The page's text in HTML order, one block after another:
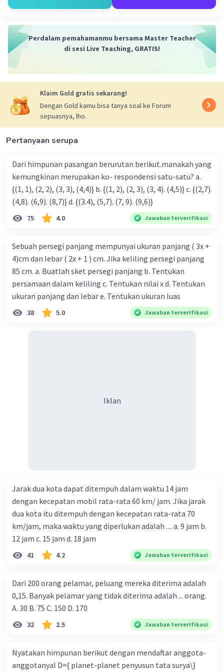
Iklan
Perdalam pemahamanmu bersama Master Teacher
di sesi Live Teaching, GRATIS!
Klaim Gold gratis sekarang!
Dengan Gold kamu bisa tanya soal ke Forum
sepuasnya, lho.
Pertanyaan serupa
Dari himpunan pasangan berurutan berikut.manakah yang
kemungkinan merupakan ko- respondensi satu-satu? a.
{(1, 1), (2, 2), (3, 3), (4,4)} b. {(1, 2), (2, 3), (3, 4). (4,5)} c. {(2,7).
(4,8). (6,9). (8,7)} d. {(3.4), (5,7). (7, 9). (9,6)}
75 4.0 Jawaban terverifikasi
Sebuah persegi panjang mempunyai ukuran panjang ( 3x +
4)cm dan lebar ( 2x + 1 ) cm. Jika keliling persegi panjang
85 cm. a. Buatlah sket persegi panjang b. Tentukan
persamaan dalam keliling c. Tentukan nilai x d. Tentukan
ukuran panjang dan lebar e. Tentukan ukuran luas
38 5.0 Jawaban terverifikasi
Iklan
Jarak dua kota dapat ditempuh dalam waktu 14 jam
dengan kecepatan mobil rata-rata 60 km/ jam. Jika jarak
dua kota itu ditempuh dengan kecepatan rata-rata 70
km/jam, maka waktu yang diperlukan adalah .... a. 9 jam b.
12 jam c. 15 jam d. 18 jam
41 4.2 Jawaban terverifikasi
Dari 200 orang pelamar, peluang mereka diterima adalah
0,15. Banyak pelamar yang tidak diterima adalah ... orang.
A. 30 B. 75 C. 150 D. 170
32 2.5 Jawaban terverifikasi
Nyatakan himpunan berikut dengan mendaftar anggota-
anggotanyal D={ planet-planet penyusun tata surya\}